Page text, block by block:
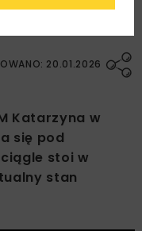
20.01.2026
Katarzyna w
się pod
stoi w
stan